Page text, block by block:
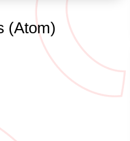
(Atom)